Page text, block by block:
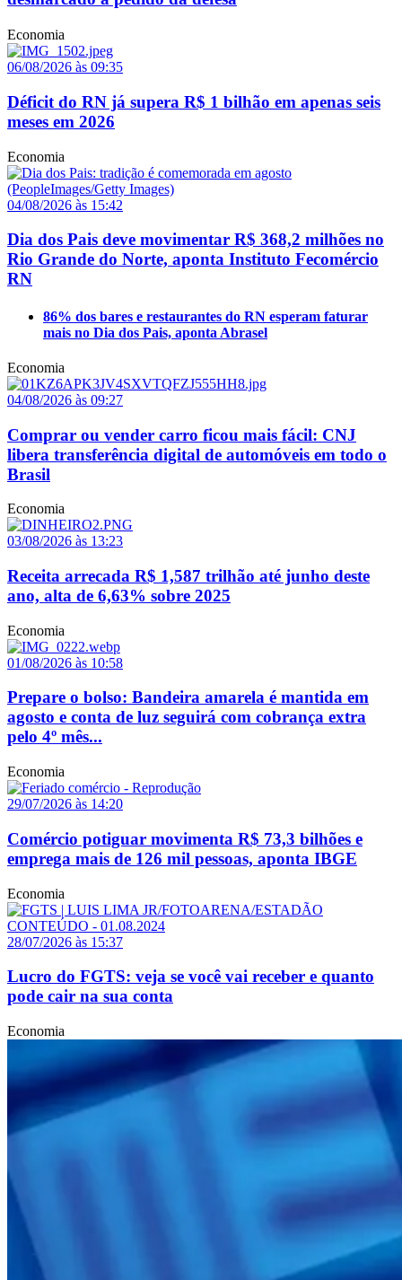
Economia
06/08/2026 às 09:35
Déficit do RN já supera R$ 1 bilhão em apenas seis
meses em 2026
Economia
04/08/2026 às 15:42
Dia dos Pais deve movimentar R$ 368,2 milhões no
Rio Grande do Norte, aponta Instituto Fecomércio
RN
86% dos bares e restaurantes do RN esperam faturar
mais no Dia dos Pais, aponta Abrasel
Economia
04/08/2026 às 09:27
Comprar ou vender carro ficou mais fácil: CNJ
libera transferência digital de automóveis em todo o
Brasil
Economia
03/08/2026 às 13:23
Receita arrecada R$ 1,587 trilhão até junho deste
ano, alta de 6,63% sobre 2025
Economia
01/08/2026 às 10:58
Prepare o bolso: Bandeira amarela é mantida em
agosto e conta de luz seguirá com cobrança extra
pelo 4º mês...
Economia
29/07/2026 às 14:20
Comércio potiguar movimenta R$ 73,3 bilhões e
emprega mais de 126 mil pessoas, aponta IBGE
Economia
28/07/2026 às 15:37
Lucro do FGTS: veja se você vai receber e quanto
pode cair na sua conta
Economia